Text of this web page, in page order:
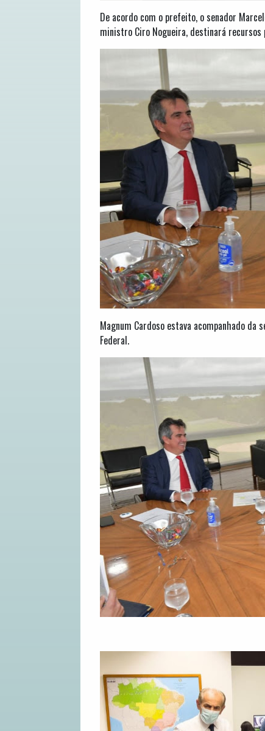
De acordo com o prefeito, o senador
ministro Ciro Nogueira, destinará recursos
Magnum Cardoso estava acompanhado
Federal.